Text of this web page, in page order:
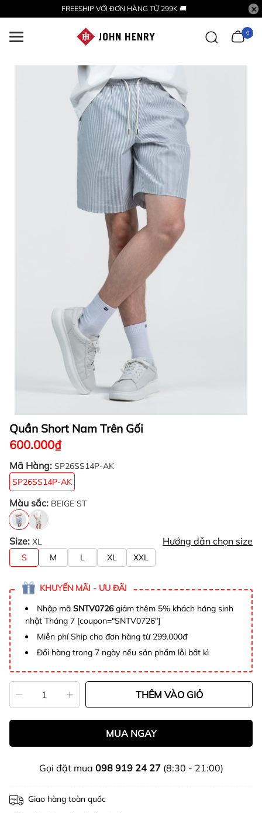
FREESHIP VỚI ĐƠN HÀNG TỪ 299K 🚚
0
Quần Short Nam Trên Gối
600.000₫
Mã Hàng: SP26SS14P-AK
SP26SS14P-AK
Màu sắc: BEIGE ST
Size: XL Hướng dẫn chọn size
S M L XL XXL
KHUYẾN MÃI - ƯU ĐÃI
Nhập mã SNTV0726giảm thêm 5% khách háng sinh
nhật Tháng 7 [coupon="SNTV0726"]
Miễn phí Ship cho đơn hàng từ 299.000đ
Đổi hàng trong 7 ngày nếu sản phẩm lỗi bất kì
THÊM VÀO GIỎ
MUA NGAY
Gọi đặt mua 098 919 24 27(8:30 - 21:00)
Giao hàng toàn quốc